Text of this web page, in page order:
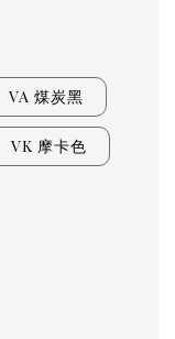
VA 煤炭黑
VK 摩卡色